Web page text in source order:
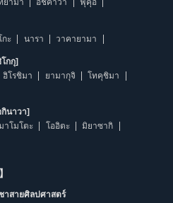
ยามา อิชิคาวา ฟุคุอิ
กะ นารา วาคายามา
กกุ]
ฮิโรชิมา ยามากุจิ
โทคุชิมา
นาวา]
าโมโตะ โออิตะ
มิยาซากิ
าสายศิลปศาสตร์